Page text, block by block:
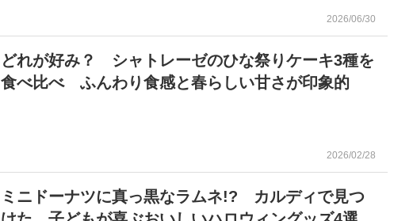
2026/06/30
どれが好み？ シャトレーゼのひな祭りケーキ3種を
食べ比べ ふんわり食感と春らしい甘さが印象的
2026/02/28
ミニドーナツに真っ黒なラムネ!? カルディで見つ